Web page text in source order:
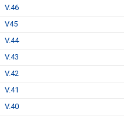
V.46
V45
V.44
V.43
V.42
V.41
V.40